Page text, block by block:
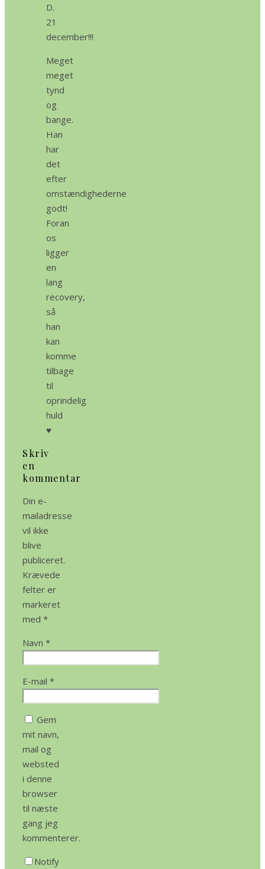
D.
21
december!!!
Meget
meget
tynd
og
bange.
Han
har
det
efter
omstændighederne
godt!
Foran
os
ligger
en
lang
recovery,
så
han
kan
komme
tilbage
til
oprindelig
huld
♥️
Skriv
en
kommentar
Din e-
mailadresse
vil ikke
blive
publiceret.
Krævede
felter er
markeret
med *
Navn *
E-mail *
Gem
mit navn,
mail og
websted
i denne
browser
til næste
gang jeg
kommenterer.
Notify